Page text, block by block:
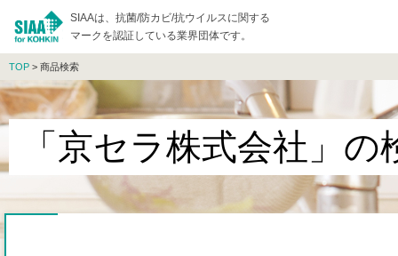
SIAAは、抗菌/防カビ/抗ウイルスに関する
マークを認証している業界団体です。
TOP > 商品検索
「京セラ株式会社」の